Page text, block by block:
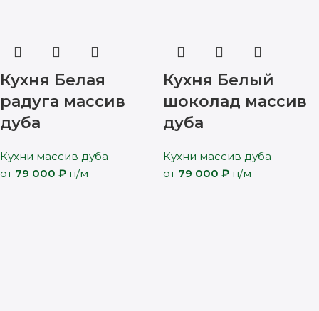
Кухня Белая
радуга массив
дуба
Кухни массив дуба
от 79 000 ₽ п/м
Кухня Белый
шоколад массив
дуба
Кухни массив дуба
от 79 000 ₽ п/м